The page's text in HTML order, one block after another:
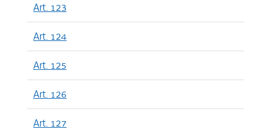
Art. 123
Art. 124
Art. 125
Art. 126
Art. 127